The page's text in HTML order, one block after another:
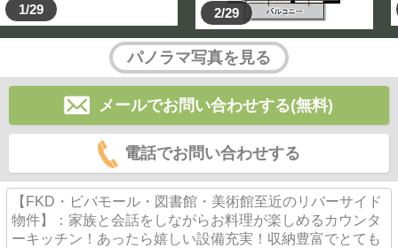
1/29 2/29
パノラマ写真を見る
メールでお問い合わせする(無料)
電話でお問い合わせする
【FKD・ビバモール・図書館・美術館至近のリバーサイド
物件】：家族と会話をしながらお料理が楽しめるカウンタ
ーキッチン！あったら嬉しい設備充実！収納豊富でとても